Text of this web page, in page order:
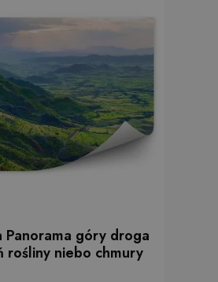
Panorama góry droga
rośliny niebo chmury